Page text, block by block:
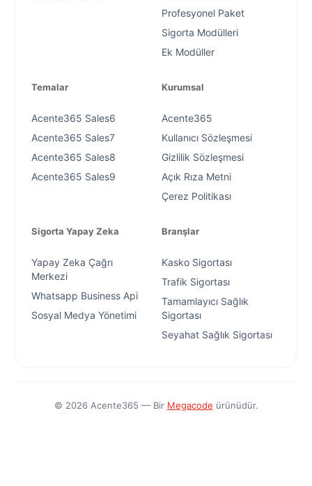
Profesyonel Paket
Sigorta Modülleri
Ek Modüller
Temalar
Acente365 Sales6
Acente365 Sales7
Acente365 Sales8
Acente365 Sales9
Kurumsal
Acente365
Kullanıcı Sözleşmesi
Gizlilik Sözleşmesi
Açık Rıza Metni
Çerez Politikası
Sigorta Yapay Zeka
Yapay Zeka Çağrı
Merkezi
Whatsapp Business Api
Sosyal Medya Yönetimi
Branşlar
Kasko Sigortası
Trafik Sigortası
Tamamlayıcı Sağlık
Sigortası
Seyahat Sağlık Sigortası
© 2026Acente365 — Bir Megacode ürünüdür.